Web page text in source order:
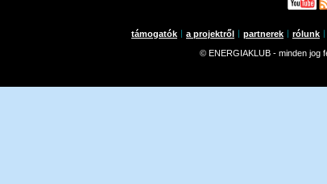
rólunk
partnerek
a projektről
támogatók
© ENERGIAKLUB - minden jog